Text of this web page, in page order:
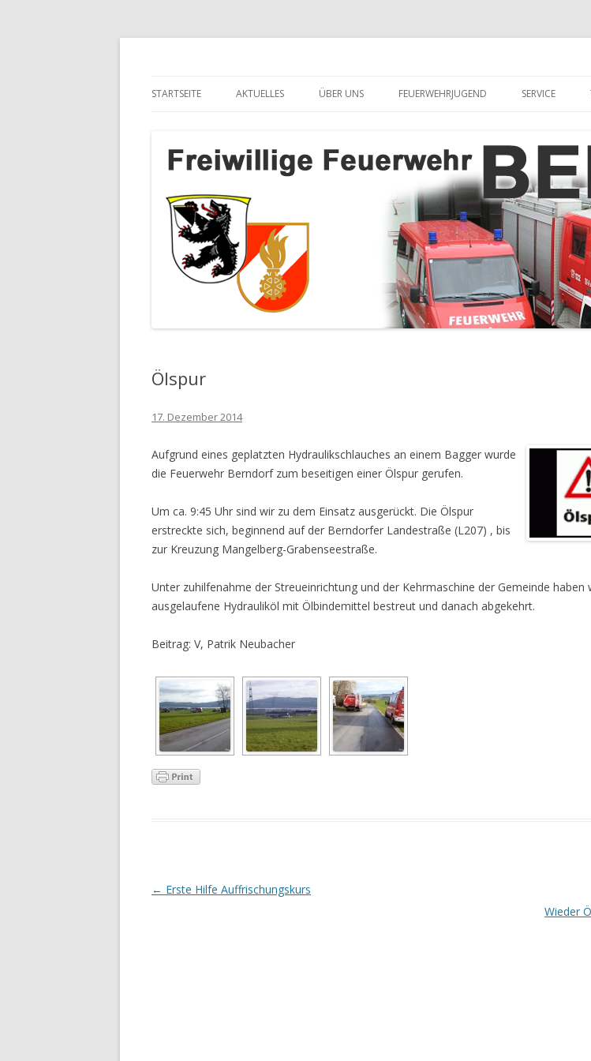
STARTSEITE AKTUELLES ÜBER UNS FEUERWEHRJUGEND SERVICE
AT
Ölspur
17. Dezember 2014
Aufgrund eines geplatzten Hydraulikschlauches an einem Bagger wurde
die Feuerwehr Berndorf zum beseitigen einer Ölspur gerufen.
Um ca. 9:45 Uhr sind wir zu dem Einsatz ausgerückt. Die Ölspur
erstreckte sich, beginnend auf der Berndorfer Landestraße (L207) , bis
zur Kreuzung Mangelberg-Grabenseestraße.
Unter zuhilfenahme der Streueinrichtung und der Kehrmaschine der Gemeinde haben
ausgelaufene Hydrauliköl mit Ölbindemittel bestreut und danach abgekehrt.
Beitrag: V, Patrik Neubacher
Artikel-Navigation
← Erste Hilfe Auffrischungskurs
Wieder